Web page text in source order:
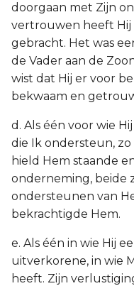
doorgaan met Zijn
vertrouwen heeft Hij
gebracht. Het was
de Vader aan de
wist dat Hij er voor
bekwaam en
d. Als één voor wie
die Ik ondersteun,
hield Hem staande
onderneming, beide
ondersteunen van
bekrachtigde Hem.
e. Als één in wie Hij
uitverkorene, in wie
heeft. Zijn